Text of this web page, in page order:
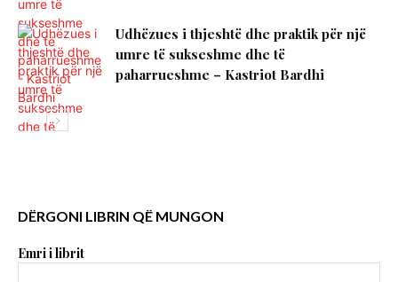
Udhëzues i thjeshtë dhe praktik për një
umre të sukseshme dhe të
paharrueshme – Kastriot Bardhi
DËRGONI LIBRIN QË MUNGON
Emri i librit